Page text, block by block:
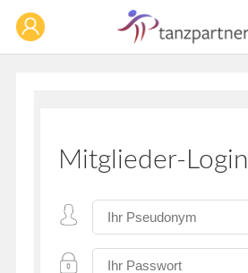
Mitglieder-Login